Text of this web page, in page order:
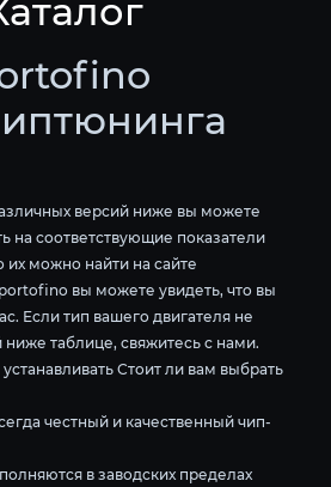
версий ниже вы можете
на соответствующие показатели
их можно найти на сайте
вы можете увидеть, что вы
Если тип вашего двигателя не
таблице, свяжитесь с нами.
Стоит ли вам выбрать
честный и качественный чип-
в заводских пределах